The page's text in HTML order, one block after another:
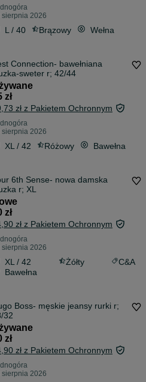
sierpnia 2026
L / 40 Brązowy Wełna
Connection- bawełniana
sweter r; 42/44
zł
zł z Pakietem Ochronnym
sierpnia 2026
XL / 42 Różowy Bawełna
6th Sense- nowa damska
bluzka r; XL
zł
zł z Pakietem Ochronnym
sierpnia 2026
XL / 42 Żółty
C&A
Bawełna
Boss- męskie jeansy rurki r;
32
zł
zł z Pakietem Ochronnym
sierpnia 2026